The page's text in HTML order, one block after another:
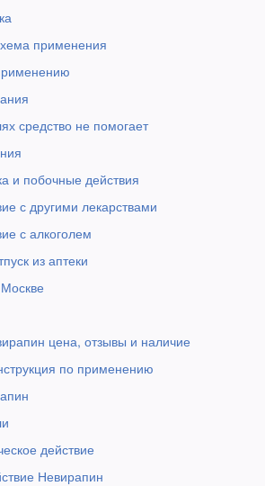
применения
средство не помогает
и побочные действия
с другими лекарствами
с алкоголем
из аптеки
цена, отзывы и наличие
по применению
действие
Невирапин